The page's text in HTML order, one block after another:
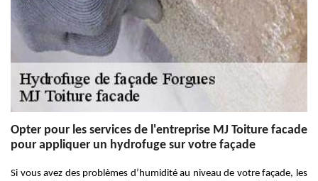
Opter pour les services de l'entreprise MJ Toiture facade
pour appliquer un hydrofuge sur votre façade
Si vous avez des problèmes d’humidité au niveau de votre façade, les